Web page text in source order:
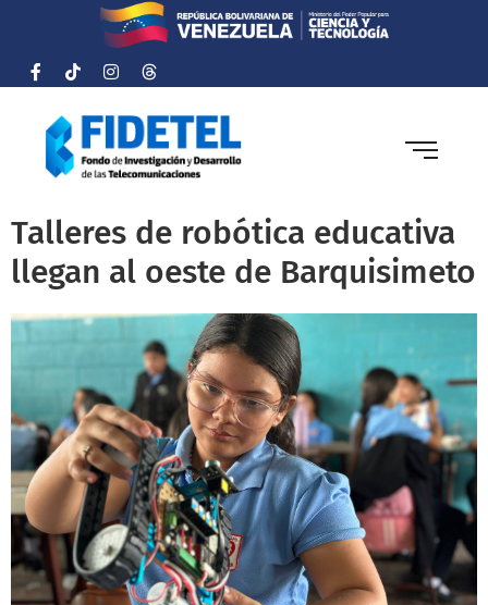
Talleres de robótica educativa
llegan al oeste de Barquisimeto